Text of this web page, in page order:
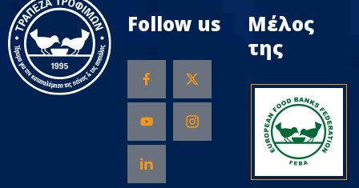
Follow us
Μέλος
της